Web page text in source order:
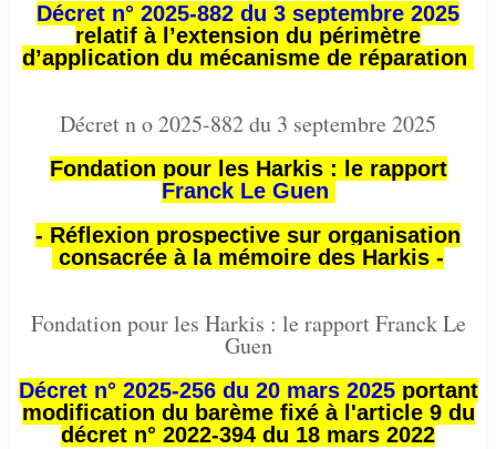
Décret n° 2025-882 du 3 septembre 2025
relatif à l’extension du périmètre
d’application du mécanisme de réparation
Décret n o 2025-882 du 3 septembre 2025
Fondation pour les Harkis : le rapport
Franck Le Guen
- Réflexion prospective sur organisation
consacrée à la mémoire des Harkis -
Fondation pour les Harkis : le rapport Franck Le
Guen
Décret n° 2025-256 du 20 mars 2025portant
modification du barème fixé à l'article 9 du
décret n° 2022-394 du 18 mars 2022